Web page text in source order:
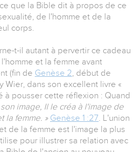
que la Bible dit à propos de ce
de l'homme et de la
corps.
t-il autant à pervertir ce cadeau
et la femme avant
(fin de Genèse 2, début de
Wier, dans son excellent livre «
à pousser cette réflexion : Quand
image, Il le créa à l'image de
la femme. » Genèse 1 :27. L'union
de la femme est l'image la plus
pour illustrer sa relation avec